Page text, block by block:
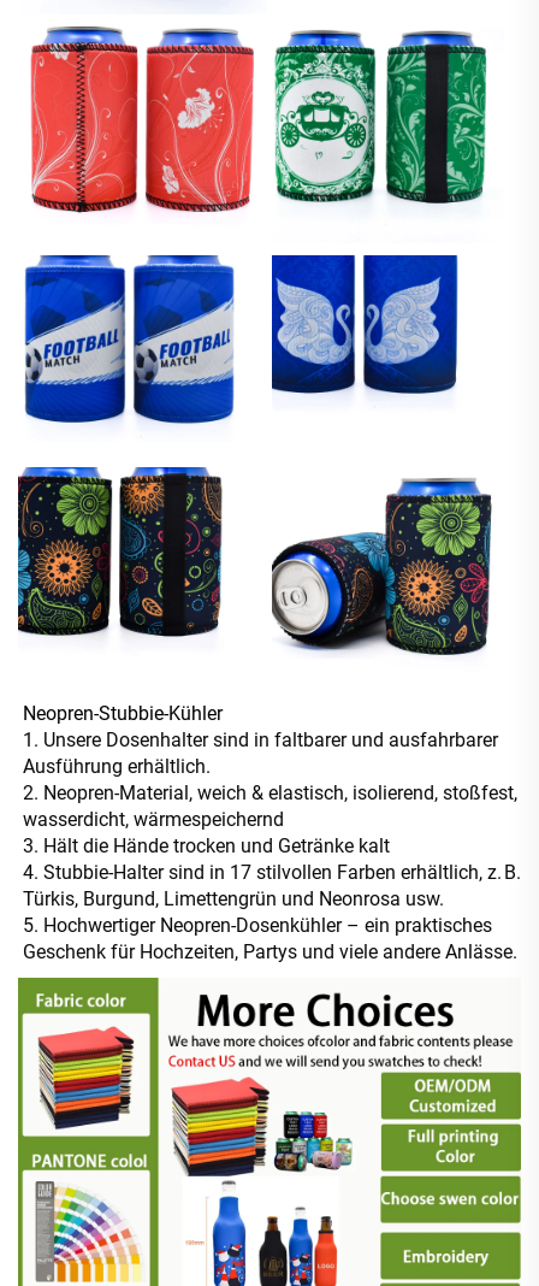
Neopren-Stubbie-Kühler
1. Unsere Dosenhalter sind in faltbarer und ausfahrbarer
Ausführung erhältlich.
2. Neopren-Material, weich & elastisch, isolierend, stoßfest,
wasserdicht, wärmespeichernd
3. Hält die Hände trocken und Getränke kalt
4. Stubbie-Halter sind in 17 stilvollen Farben erhältlich, z. B.
Türkis, Burgund, Limettengrün und Neonrosa usw.
5. Hochwertiger Neopren-Dosenkühler – ein praktisches
Geschenk für Hochzeiten, Partys und viele andere Anlässe.